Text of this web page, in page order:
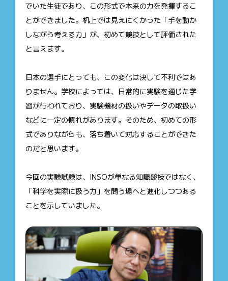
でいた生徒であり、この形式で本来の力を発揮するこ
とができました。机上では見えにくかった「手を動か
しながら考える力」が、初めて競技として評価された
と言えます。
日本の選手にとっても、この変化は決して不利ではあ
りません。学校によっては、日常的に実験を通じた学
習が行われており、実験機材の扱いやデータの取扱い
などに一定の慣れがあります。そのため、初めての形
式でありながらも、落ち着いて対応することができた
のだと思います。
今回の実験試験は、INSOが単なる知識競技ではなく、
「科学を実際に扱う力」を問う場へと進化しつつある
ことを示していました。